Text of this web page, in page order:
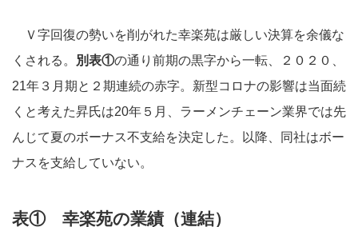
Ｖ字回復の勢いを削がれた幸楽苑は厳しい決算を余儀な
くされる。
別表①の通り前期の黒字から一転、２０２０、
21年３月期と２期連続の赤字。新型コロナの影響は当面続
くと考えた昇氏は20年５月、ラーメンチェーン業界では先
んじて夏のボーナス不支給を決定した。以降、同社はボー
ナスを支給していない。
表① 幸楽苑の業績（連結）